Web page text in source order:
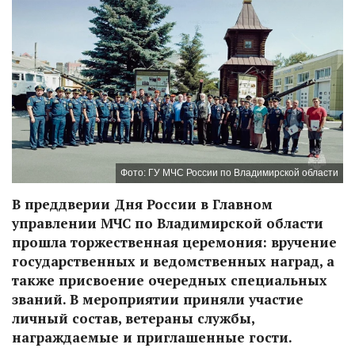
Фото: ГУ МЧС России по Владимирской области
В преддверии Дня России в Главном
управлении МЧС по Владимирской области
прошла торжественная церемония: вручение
государственных и ведомственных наград, а
также присвоение очередных специальных
званий. В мероприятии приняли участие
личный состав, ветераны службы,
награждаемые и приглашенные гости.